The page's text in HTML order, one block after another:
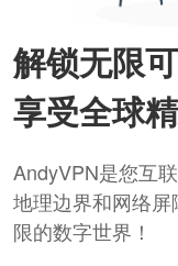
解锁无限
享受全球
AndyVPN是您互
地理边界和网络
限的数字世界！